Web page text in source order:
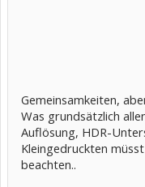
Gemeinsamkeiten,
Was grundsätzlich
Auflösung, HDR-
Kleingedruckten
beachten..